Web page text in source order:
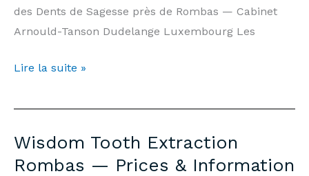
des Dents de Sagesse près de Rombas — Cabinet
Arnould-Tanson Dudelange Luxembourg Les
Extraction
de
Rombas
—
Lire la suite »
Wisdom Tooth Extraction
Rombas — Prices & Information